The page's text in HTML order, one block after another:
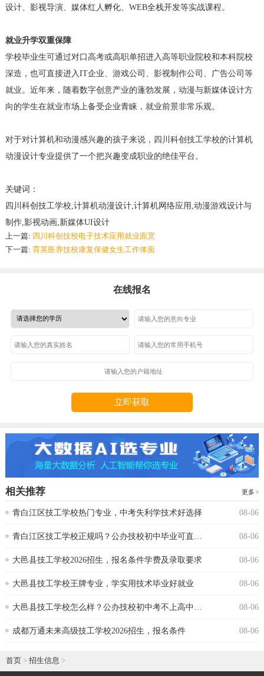
设计、影视导演、媒体红人孵化、WEB全栈开发等实战课程。
就业升学双重保障
学校毕业生可通过对口高考或高职单招进入高等职业院校和本科院校
深造，也可直接进入IT企业、游戏公司、影视制作公司、广告公司等
就业。近年来，随着数字创意产业的蓬勃发展，动漫与新媒体设计方
向的学生在就业市场上备受企业青睐，就业前景非常乐观。
对于对计算机和动漫感兴趣的孩子来说，四川科创技工学校的计算机
动漫设计专业提供了一个把兴趣变成职业的绝佳平台。
关键词：
四川科创技工学校,计算机动漫设计,计算机网络应用,动漫游戏设计与
制作,影视动画,新媒体UI设计
上一篇: 四川科创技校电子技术应用就业面宽
下一篇: 育英医养技校康复保健女生工作体面
在线报名
立即获取
相关推荐 更多
青白江区技工学校热门专业，中考失利学技术好选择 08-06
青白江区技工学校正规吗？公办技校初中毕业可直接报读 08-06
大邑县技工学校2026招生，报名条件学费及录取要求 08-06
大邑县技工学校王牌专业，学实用技术毕业好就业 08-06
大邑县技工学校怎么样？公办技校初中考不上高中可报 08-06
成都万通未来高级技工学校2026招生，报名条件 08-06
首页 > 招生信息 >